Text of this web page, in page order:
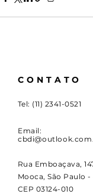
CONTATO
Tel: (11) 2341-0521
Email:
Rua Emboaçava,
Mooca, São Paulo -
CEP 03124-010